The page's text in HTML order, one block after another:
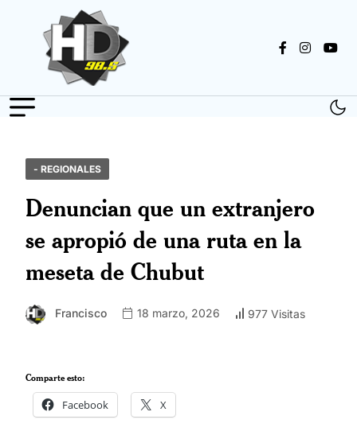
- REGIONALES
Denuncian que un extranjero
se apropió de una ruta en la
meseta de Chubut
Francisco 18 marzo, 2026 977 Visitas
Comparte esto:
Facebook X